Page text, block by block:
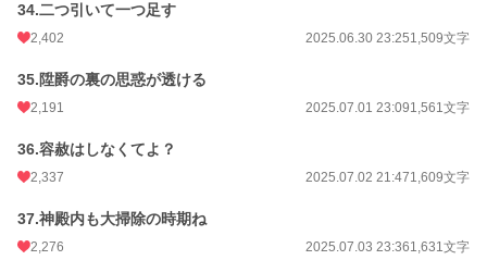
34.二つ引いて一つ足す
2,402 2025.06.30 23:251,509文字
35.陞爵の裏の思惑が透ける
2,191 2025.07.01 23:091,561文字
36.容赦はしなくてよ？
2,337 2025.07.02 21:471,609文字
37.神殿内も大掃除の時期ね
2,276 2025.07.03 23:361,631文字